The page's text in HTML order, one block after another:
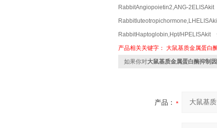
RabbitAngiopoietin2,ANG-
RabbitHaptoglobin,Hpt/HPELISAkit
产品相关关键字： 大鼠基质金属蛋白
如果你对大鼠基质金属蛋白酶抑制
产品：